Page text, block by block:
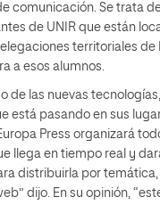
comunicación. Se trata
de UNIR que están
territoriales de
a esos alumnos.
de las nuevas
está pasando en sus
Press organizará
llega en tiempo real y
distribuirla por
dijo. En su opinión,